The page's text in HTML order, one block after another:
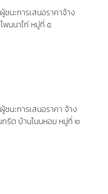
ชนะการเสนอราคาจ้าง
พนนาไก่ หมู่ที่ ๕
ชนะการเสนอราคา จ้าง
รีต บ้านโนนหอม หมู่ที่ ๒